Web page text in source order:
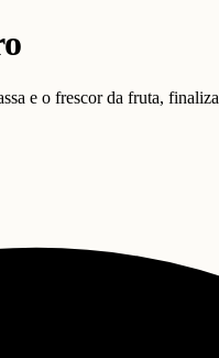
e o frescor da fruta,